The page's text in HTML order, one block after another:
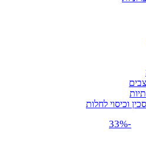
וכיסוי לחלות
-33%